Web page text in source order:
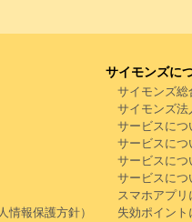
情報保護方針）
サイモンズに
サイモンズ総
サイモンズ法
サービスにつ
サービスにつ
サービスにつ
サービスにつ
スマホアプリ
失効ポイント